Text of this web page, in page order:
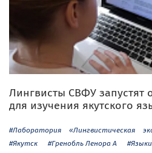
Лингвисты СВФУ
для изучения якутского
#Лаборатория «Лингвистическая
#Якутск
#Гренобль Ленора А